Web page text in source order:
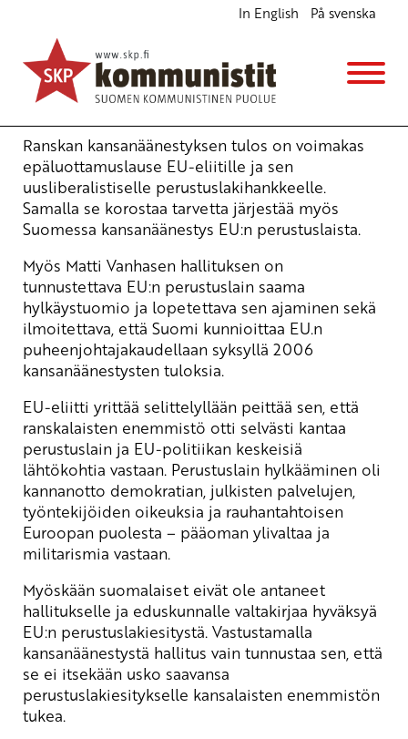
In English På svenska
Ranskan EI korostaa tarvetta järjestää
kansanäänestys myös Suomessa
Ajankohtaista
18.10.2006 - 9:31
Yrjö Hakanen
Ranskan kansanäänestyksen tulos on voimakas
epäluottamuslause EU-eliitille ja sen
uusliberalistiselle perustuslakihankkeelle.
Samalla se korostaa tarvetta järjestää myös
Suomessa kansanäänestys EU:n perustuslaista.
Myös Matti Vanhasen hallituksen on
tunnustettava EU:n perustuslain saama
hylkäystuomio ja lopetettava sen ajaminen sekä
ilmoitettava, että Suomi kunnioittaa EU.n
puheenjohtajakaudellaan syksyllä 2006
kansanäänestysten tuloksia.
EU-eliitti yrittää selittelyllään peittää sen, että
ranskalaisten enemmistö otti selvästi kantaa
perustuslain ja EU-politiikan keskeisiä
lähtökohtia vastaan. Perustuslain hylkääminen oli
kannanotto demokratian, julkisten palvelujen,
työntekijöiden oikeuksia ja rauhantahtoisen
Euroopan puolesta – pääoman ylivaltaa ja
militarismia vastaan.
Myöskään suomalaiset eivät ole antaneet
hallitukselle ja eduskunnalle valtakirjaa hyväksyä
EU:n perustuslakiesitystä. Vastustamalla
kansanäänestystä hallitus vain tunnustaa sen, että
se ei itsekään usko saavansa
perustuslakiesitykselle kansalaisten enemmistön
tukea.